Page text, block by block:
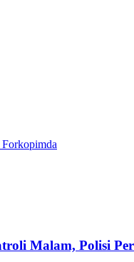
Malam, Polisi